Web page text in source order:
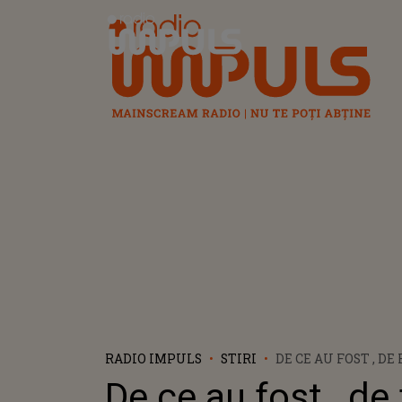
Radio Impuls
RADIO IMPULS STIRI
DE CE AU FOST , DE
SIDONIA, DUPĂ